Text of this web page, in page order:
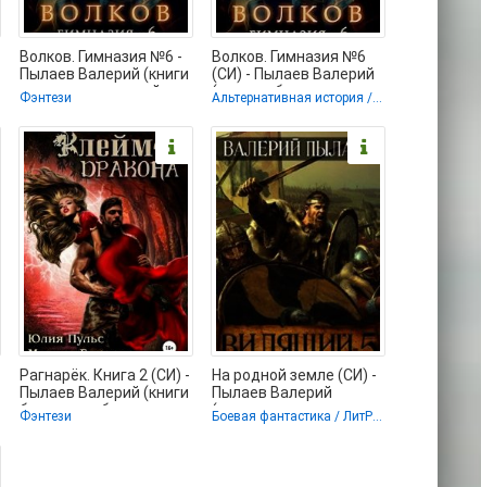
Волков. Гимназия №6 -
Пылаев Валерий (книги
регистрация онлайн
Фэнтези
Волков. Гимназия №6
(СИ) - Пылаев Валерий
(лучшие бесплатные
книги TXT, FB2) 📗
Альтернативная история / Попаданцы
Рагнарёк. Книга 2 (СИ) -
Пылаев Валерий (книги
бесплатно без
Фэнтези
На родной земле (СИ) -
Пылаев Валерий
(читаемые книги
читать TXT) 📗
Боевая фантастика / ЛитРПГ